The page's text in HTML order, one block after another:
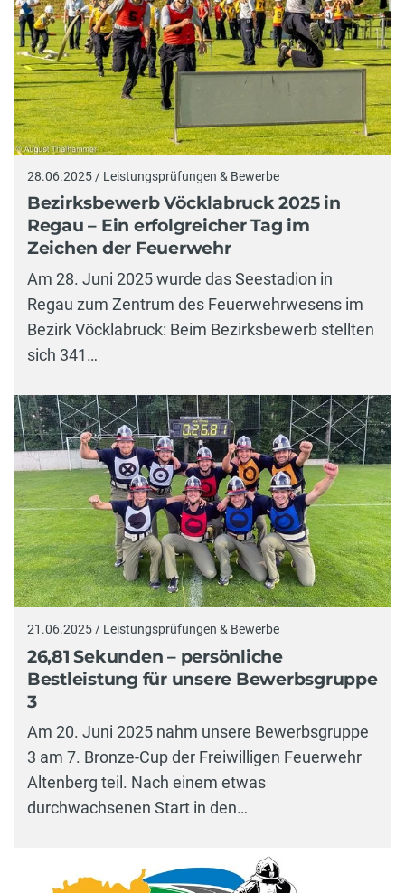
28.06.2025 / Leistungsprüfungen & Bewerbe
Bezirksbewerb Vöcklabruck 2025 in
Regau – Ein erfolgreicher Tag im
Zeichen der Feuerwehr
Am 28. Juni 2025 wurde das Seestadion in
Regau zum Zentrum des Feuerwehrwesens im
Bezirk Vöcklabruck: Beim Bezirksbewerb stellten
sich 341…
21.06.2025 / Leistungsprüfungen & Bewerbe
26,81 Sekunden – persönliche
Bestleistung für unsere Bewerbsgruppe
3
Am 20. Juni 2025 nahm unsere Bewerbsgruppe
3 am 7. Bronze-Cup der Freiwilligen Feuerwehr
Altenberg teil. Nach einem etwas
durchwachsenen Start in den…